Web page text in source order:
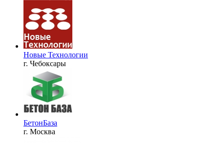
Новые Технологии
г. Чебоксары
БетонБаза
г. Москва